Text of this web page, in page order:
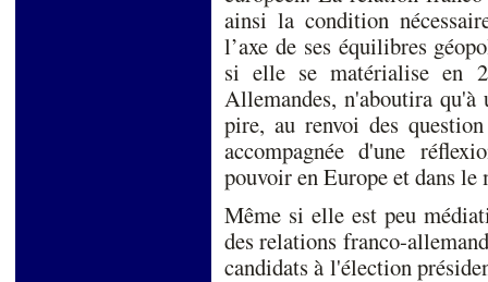
ainsi la condition
l’axe de ses équilibres
si elle se matérialise en
Allemandes, n'aboutira
pire, au renvoi des
accompagnée d'une
pouvoir en Europe et dans le
Même si elle est peu
des relations franco-
candidats à l'élection